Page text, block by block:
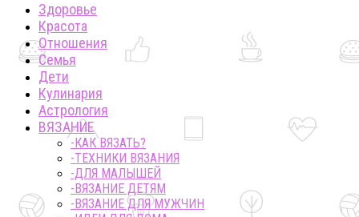
Здоровье
Красота
Отношения
Семья
Дети
Кулинария
Астрология
ВЯЗАНИЕ
-КАК ВЯЗАТЬ?
-ТЕХНИКИ ВЯЗАНИЯ
-ДЛЯ МАЛЫШЕЙ
-ВЯЗАНИЕ ДЕТЯМ
-ВЯЗАНИЕ ДЛЯ МУЖЧИН